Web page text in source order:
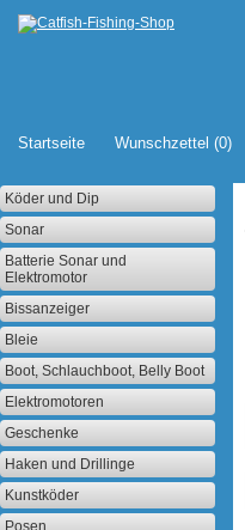
Startseite Wunschzettel (0)
Köder und Dip
Sonar
Batterie Sonar und
Elektromotor
Bissanzeiger
Bleie
Boot, Schlauchboot, Belly Boot
Elektromotoren
Geschenke
Haken und Drillinge
Kunstköder
Posen